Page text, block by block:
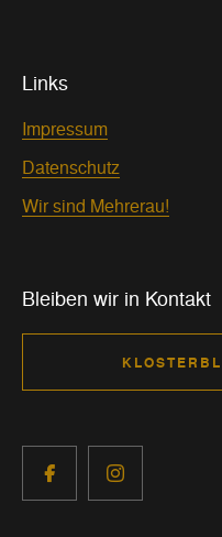
Links
Impressum
Datenschutz
Wir sind Mehrerau!
Bleiben wir in Kontakt